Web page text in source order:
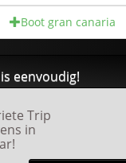
Boot gran canaria
eenvoudig!
Trip
in